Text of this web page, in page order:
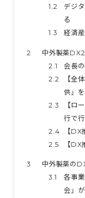
1.2
デジ
る
1.3
経済
2
中外製薬
2.1
会長
2.2
【全
供」
2.3
【ロ
行で行
2.4
【
2.5
【
3
中外製薬の
3.1
各事
会」